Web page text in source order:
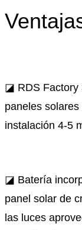
◪ RDS Factory
paneles
instalación 4-5
◪ Batería
panel solar de
las luces